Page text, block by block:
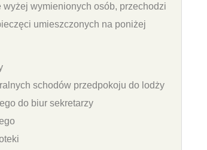
wymienionych osób, przechodzi
umieszczonych na poniżej
schodów przedpokoju do lodży
do biur sekretarzy